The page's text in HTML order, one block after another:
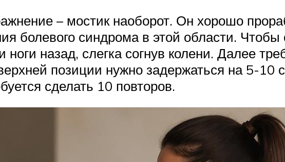
– мостик наоборот. Он хорошо
болевого синдрома в этой области. Чтобы
ноги назад, слегка согнув колени. Далее
позиции нужно задержаться на 5-10
сделать 10 повторов.